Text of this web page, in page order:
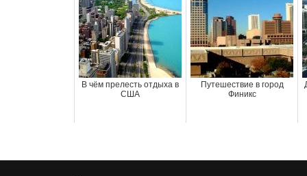
В чём прелесть отдыха в
США
Путешествие в город
Финикс